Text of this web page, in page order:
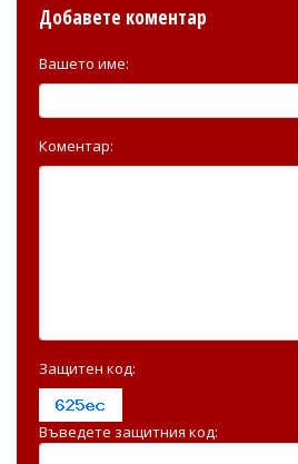
Добавете коментар
Вашето име:
Коментар:
Защитен код:
Въведете защитния код: